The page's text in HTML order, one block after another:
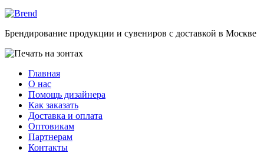
Брендирование продукции и сувениров с доставкой в Москве
Главная
О нас
Помощь дизайнера
Как заказать
Доставка и оплата
Оптовикам
Партнерам
Контакты